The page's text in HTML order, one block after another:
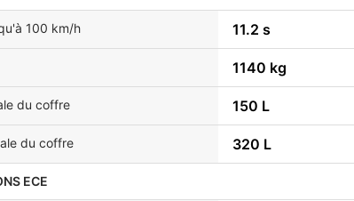
100 km/h 11.2 s
1140 kg
du coffre 150 L
du coffre 320 L
ECE